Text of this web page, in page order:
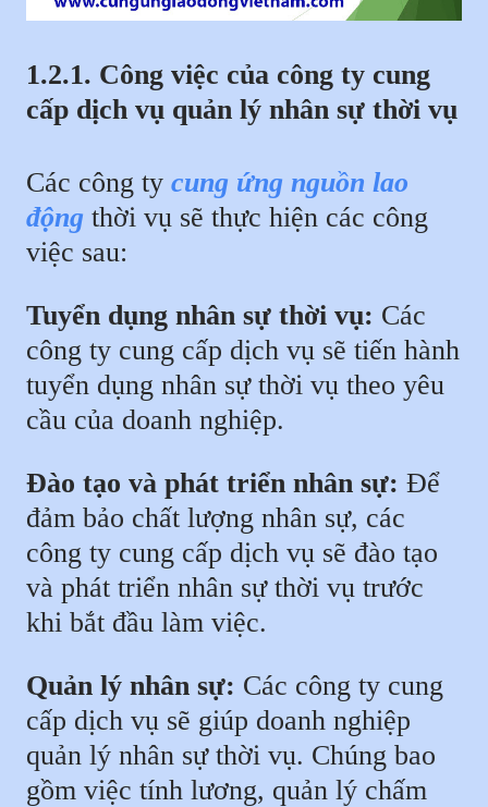
1.2.1. Công việc của công ty cung
cấp dịch vụ quản lý nhân sự thời vụ
Các công ty cung ứng nguồn lao
động thời vụ sẽ thực hiện các công
việc sau:
Tuyển dụng nhân sự thời vụ: Các
công ty cung cấp dịch vụ sẽ tiến hành
tuyển dụng nhân sự thời vụ theo yêu
cầu của doanh nghiệp.
Đào tạo và phát triển nhân sự: Để
đảm bảo chất lượng nhân sự, các
công ty cung cấp dịch vụ sẽ đào tạo
và phát triển nhân sự thời vụ trước
khi bắt đầu làm việc.
Quản lý nhân sự: Các công ty cung
cấp dịch vụ sẽ giúp doanh nghiệp
quản lý nhân sự thời vụ. Chúng bao
gồm việc tính lương, quản lý chấm